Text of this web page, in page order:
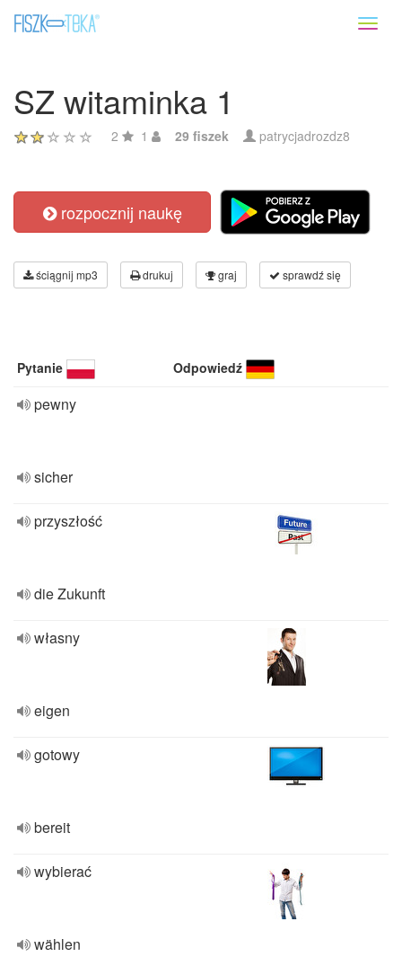
SZ witaminka 1
2 1 29 fiszek patrycjadrozdz8
rozpocznij naukę
ściągnij mp3 drukuj graj sprawdź się
Pytanie Odpowiedź
pewny
sicher
przyszłość
die Zukunft
własny
eigen
gotowy
bereit
wybierać
wählen